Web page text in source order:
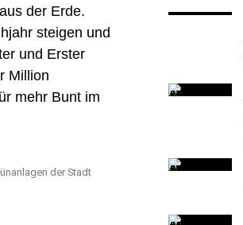
der Erde.
steigen und
und Erster
Million
mehr Bunt im
der Stadt